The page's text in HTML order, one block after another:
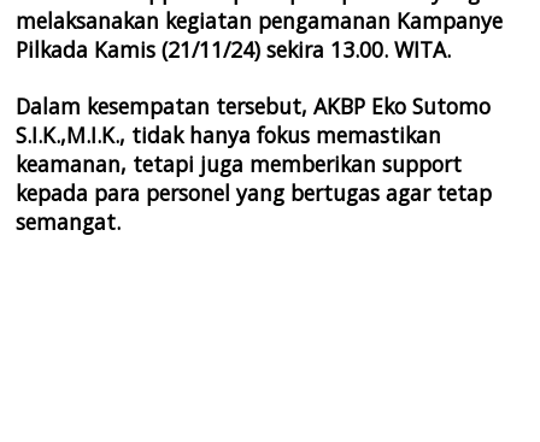
melaksanakan kegiatan pengamanan Kampanye
Pilkada Kamis (21/11/24) sekira 13.00. WITA.
Dalam kesempatan tersebut, AKBP Eko Sutomo
S.I.K.,M.I.K., tidak hanya fokus memastikan
keamanan, tetapi juga memberikan support
kepada para personel yang bertugas agar tetap
semangat.